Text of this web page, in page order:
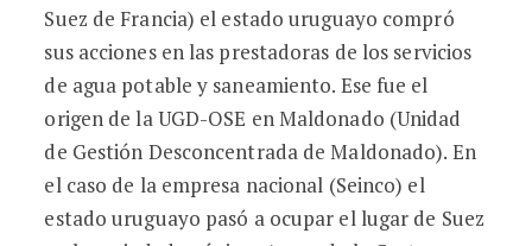
Suez de Francia) el estado uruguayo compró
sus acciones en las prestadoras de los servicios
de agua potable y saneamiento. Ese fue el
origen de la UGD-OSE en Maldonado (Unidad
de Gestión Desconcentrada de Maldonado). En
el caso de la empresa nacional (Seinco) el
estado uruguayo pasó a ocupar el lugar de Suez